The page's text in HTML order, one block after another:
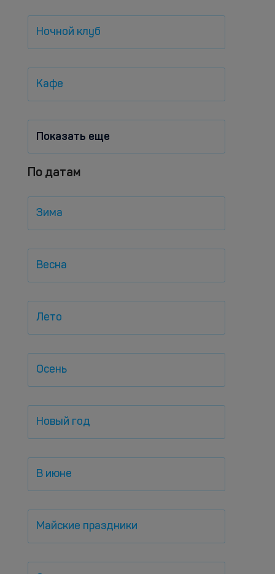
Ночной клуб
Кафе
Показать еще
По датам
Зима
Весна
Лето
Осень
Новый год
В июне
Майские праздники